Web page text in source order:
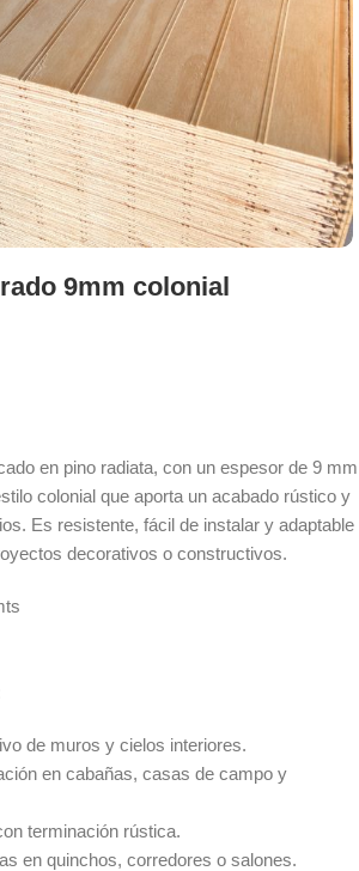
9mm colonial
en pino radiata, con un espesor de 9 mm
colonial que aporta un acabado rústico y
Es resistente, fácil de instalar y adaptable
decorativos o constructivos.
de muros y cielos interiores.
en cabañas, casas de campo y
terminación rústica.
en quinchos, corredores o salones.